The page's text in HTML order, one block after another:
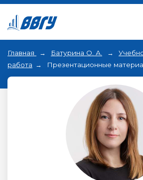
Главная Батурина О. А.
работа
Презентационные